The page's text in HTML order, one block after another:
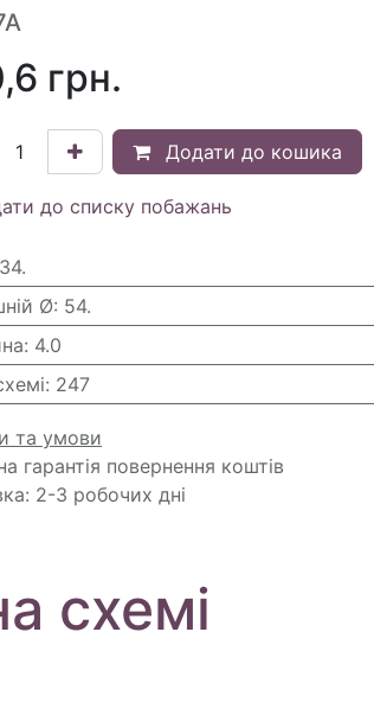
грн.
Додати до кошика
до списку побажань
34.
Ø: 54.
: 4.0
: 247
та умови
гарантія повернення коштів
2-3 робочих дні
схемі